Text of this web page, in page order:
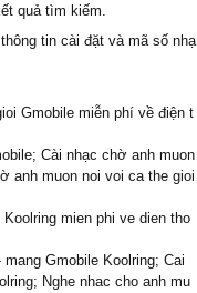
quả tìm kiếm.
tin cài đặt và mã số nhạ
Gmobile miễn phí về điện t
Cài nhạc chờ anh muon
anh muon noi voi ca the gioi
mien phi ve dien tho
Gmobile Koolring; Cai
Nghe nhac cho anh mu